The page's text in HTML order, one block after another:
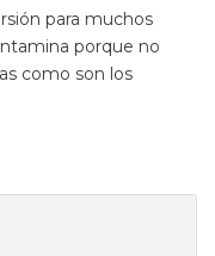
para muchos
porque no
como son los